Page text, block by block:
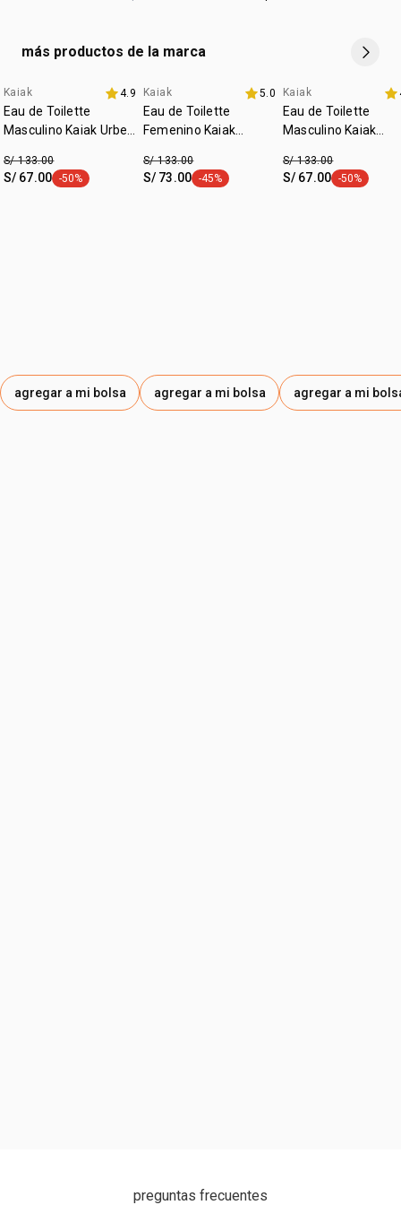
más productos de la marca
fecha dupla
Kaiak 4.9
Eau de Toilette
Masculino Kaiak Urbe
S/ 133.00
S/ 67.00 etiqueta -50%
-50%
agregar a mi bolsa
promo imperdible
Kaiak 5.0
Eau de Toilette
Femenino Kaiak
S/ 133.00
S/ 73.00 etiqueta -45%
-45%
agregar a mi bolsa
fecha dupla
Kaiak
Eau de Toilette
Masculino Kaiak
S/ 133.00
S/ 67.00 etiqueta -
-50%
agregar a mi
preguntas frecuentes